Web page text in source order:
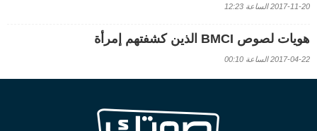
2017-11-20 الساعة 12:23
هويات لصوص BMCI الذين كشفتهم إمرأة
2017-04-22 الساعة 00:10